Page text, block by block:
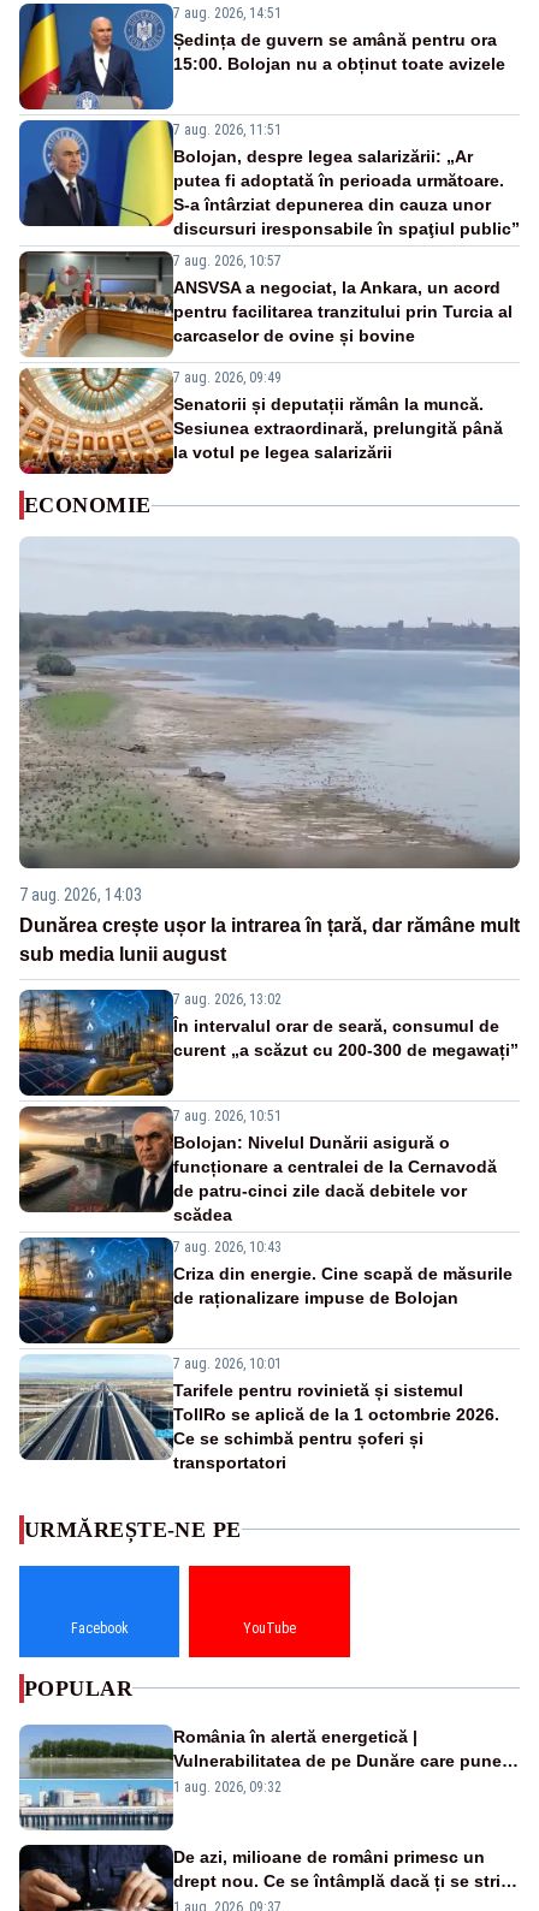
7 aug. 2026, 14:51
Ședința de guvern se amână pentru ora
15:00. Bolojan nu a obținut toate avizele
7 aug. 2026, 11:51
Bolojan, despre legea salarizării: „Ar
putea fi adoptată în perioada următoare.
S-a întârziat depunerea din cauza unor
discursuri iresponsabile în spaţiul public”
7 aug. 2026, 10:57
ANSVSA a negociat, la Ankara, un acord
pentru facilitarea tranzitului prin Turcia al
carcaselor de ovine și bovine
7 aug. 2026, 09:49
Senatorii și deputații rămân la muncă.
Sesiunea extraordinară, prelungită până
la votul pe legea salarizării
ECONOMIE
7 aug. 2026, 14:03
Dunărea crește ușor la intrarea în țară, dar rămâne mult
sub media lunii august
7 aug. 2026, 13:02
În intervalul orar de seară, consumul de
curent „a scăzut cu 200-300 de megawați”
7 aug. 2026, 10:51
Bolojan: Nivelul Dunării asigură o
funcționare a centralei de la Cernavodă
de patru-cinci zile dacă debitele vor
scădea
7 aug. 2026, 10:43
Criza din energie. Cine scapă de măsurile
de raționalizare impuse de Bolojan
7 aug. 2026, 10:01
Tarifele pentru rovinietă și sistemul
TollRo se aplică de la 1 octombrie 2026.
Ce se schimbă pentru șoferi și
transportatori
URMĂREȘTE-NE PE
Facebook YouTube
POPULAR
România în alertă energetică |
Vulnerabilitatea de pe Dunăre care pune
în pericol Centrala Cernavodă era
1 aug. 2026, 09:32
De azi, milioane de români primesc un
drept nou. Ce se întâmplă dacă ți se strică
un produs
1 aug. 2026, 09:37